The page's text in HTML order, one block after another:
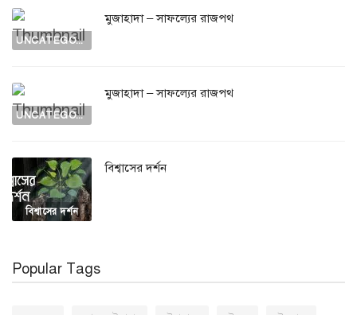
UNCATEGORIZED
মুজাহাদা – সাফল্যের রাজপথ
UNCATEGORIZED
মুজাহাদা – সাফল্যের রাজপথ
বিশ্বাসের দর্শন
বিশ্বাসের দর্শন
Popular Tags